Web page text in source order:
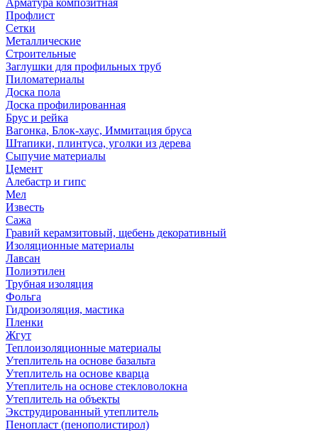
Арматура композитная
Профлист
Сетки
Металлические
Строительные
Заглушки для профильных труб
Пиломатериалы
Доска пола
Доска профилированная
Брус и рейка
Вагонка, Блок-хаус, Иммитация бруса
Штапики, плинтуса, уголки из дерева
Сыпучие материалы
Цемент
Алебастр и гипс
Мел
Известь
Сажа
Гравий керамзитовый, щебень декоративный
Изоляционные материалы
Лавсан
Полиэтилен
Трубная изоляция
Фольга
Гидроизоляция, мастика
Пленки
Жгут
Теплоизоляционные материалы
Утеплитель на основе базальта
Утеплитель на основе кварца
Утеплитель на основе стекловолокна
Утеплитель на объекты
Экструдированный утеплитель
Пенопласт (пенополистирол)